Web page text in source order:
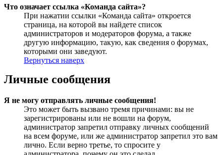
Что означает ссылка «Команда сайта»?
При нажатии ссылки «Команда сайта» откроется
страница, на которой вы найдете список
администраторов и модераторов форума, а также
другую информацию, такую, как сведения о форумах,
которыми они заведуют.
Вернуться наверх
Личные сообщения
Я не могу отправлять личные сообщения!
Это может быть вызвано тремя причинами: вы не
зарегистрированы или не вошли на форум,
администратор запретил отправку личных сообщений
на всем форуме, или же администратор запретил это вам
лично. Если верно третье, то спросите у